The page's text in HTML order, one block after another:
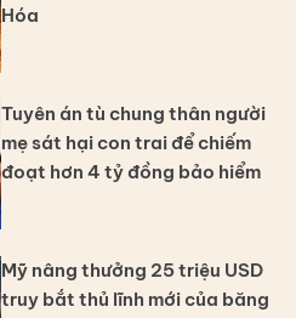
Hóa
Tuyên án tù chung thân người
mẹ sát hại con trai để chiếm
đoạt hơn 4 tỷ đồng bảo hiểm
Mỹ nâng thưởng 25 triệu USD
truy bắt thủ lĩnh mới của băng